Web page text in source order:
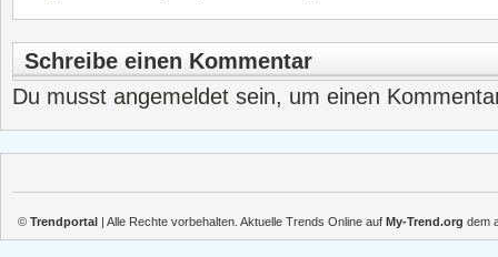
Schreibe einen Kommentar
Du musst angemeldet sein, um einen
© Trendportal | Alle Rechte vorbehalten. Aktuelle Trends Online auf My-Trend.org dem